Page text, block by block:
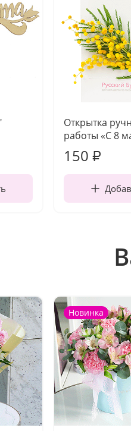
Открытка
работы «С 8
150 ₽
Новинка